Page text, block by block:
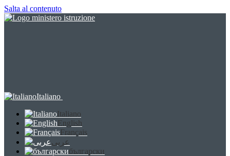
Salta al contenuto
Italiano
Italiano
English
Français
عربى
български